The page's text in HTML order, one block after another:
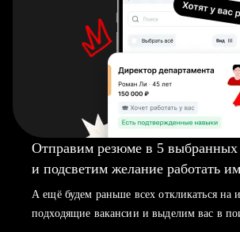
Отправим резюме в 5
и подсветим желание работать
А ещё будем раньше всех откликаться на
подходящие вакансии и выделим вас в